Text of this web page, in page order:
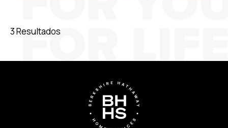
3 Resultados